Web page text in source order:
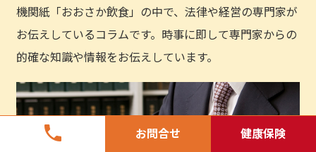
phone お問合せ 健康保険
機関紙「おおさか飲食」の中で、法律や経営の専門家が
お伝えしているコラムです。時事に即して専門家からの
的確な知識や情報をお伝えしています。